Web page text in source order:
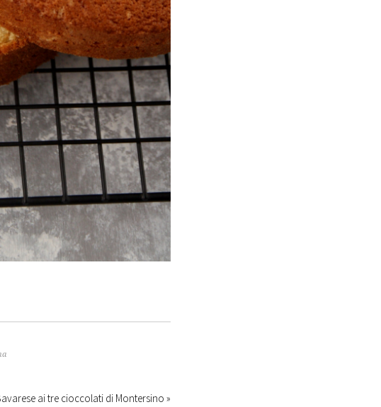
ai tre cioccolati di Montersino »